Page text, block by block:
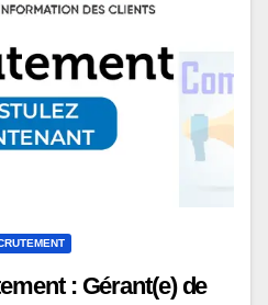
: Gérant(e) de